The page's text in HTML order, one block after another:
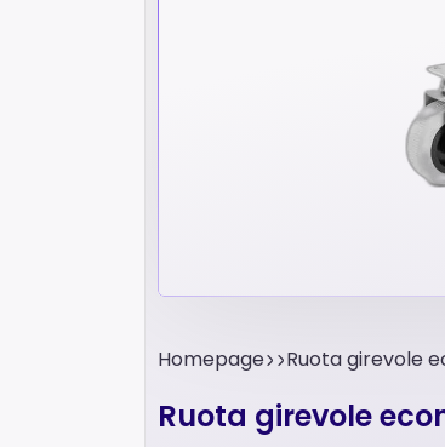
Homepage Ruota girevole
Ruota girevole